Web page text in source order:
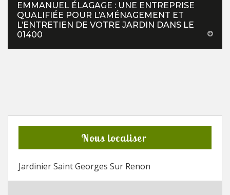
EMMANUEL ÉLAGAGE : UNE ENTREPRISE
QUALIFIÉE POUR L’AMÉNAGEMENT ET
L’ENTRETIEN DE VOTRE JARDIN DANS LE
01400
Nous localiser
Jardinier Saint Georges Sur Renon